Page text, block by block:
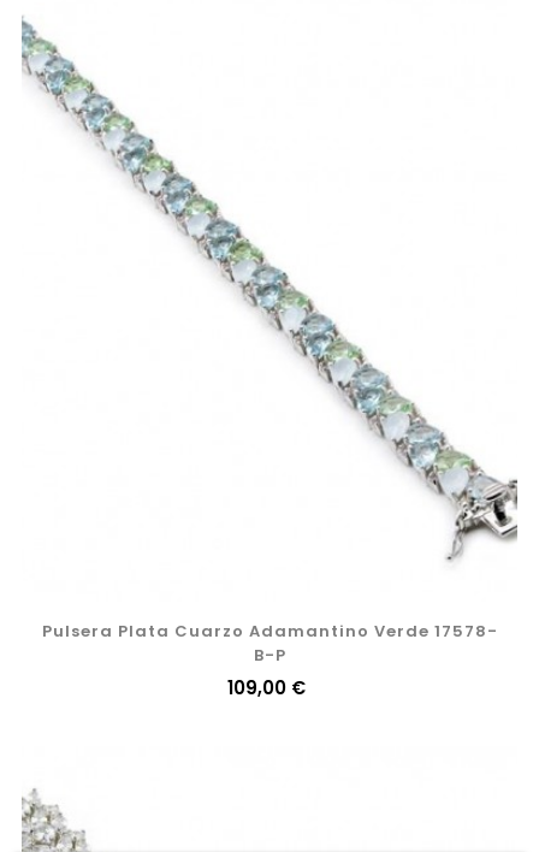
Pulsera Plata Cuarzo Adamantino Verde 17578-
B-P
Precio
109,00 €